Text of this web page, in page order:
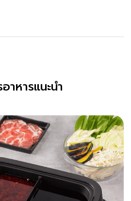
าหารแนะนำ